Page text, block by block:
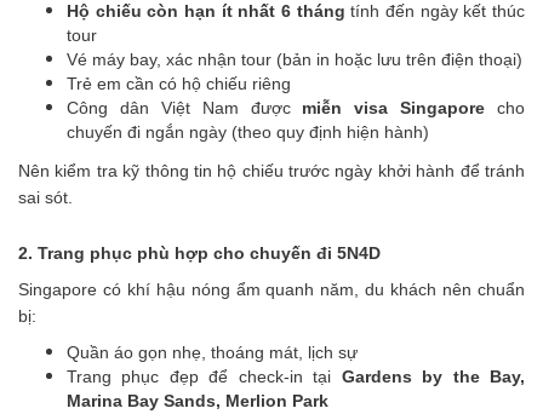
Hộ chiếu còn hạn ít nhất 6 tháng tính đến ngày kết thúc
tour
Vé máy bay, xác nhận tour (bản in hoặc lưu trên điện thoại)
Trẻ em cần có hộ chiếu riêng
Công dân Việt Nam được miễn visa Singapore cho
chuyến đi ngắn ngày (theo quy định hiện hành)
Nên kiểm tra kỹ thông tin hộ chiếu trước ngày khởi hành để tránh
sai sót.
2. Trang phục phù hợp cho chuyến đi 5N4D
Singapore có khí hậu nóng ẩm quanh năm, du khách nên chuẩn
bị:
Quần áo gọn nhẹ, thoáng mát, lịch sự
Trang phục đẹp để check-in tại Gardens by the Bay,
Marina Bay Sands, Merlion Park